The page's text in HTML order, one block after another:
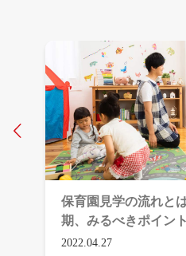
保育園見学の流れと
期、みるべきポイン
2022.04.27